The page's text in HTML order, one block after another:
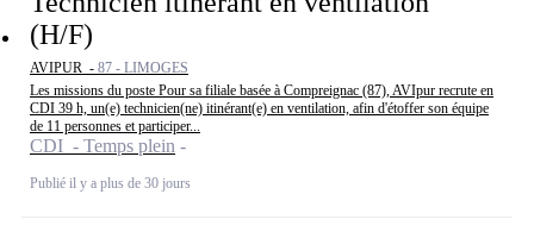
(H/F)
AVIPUR - 87 - LIMOGES
Les missions du poste Pour sa filiale basée à Compreignac (87), AVIpur recrute en
CDI 39 h, un(e) technicien(ne) itinérant(e) en ventilation, afin d'étoffer son équipe
de 11 personnes et participer...
CDI - Temps plein
Publié il y a plus de 30 jours